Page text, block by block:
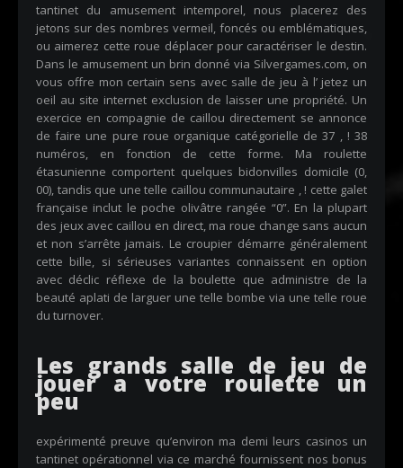
tantinet du amusement intemporel, nous placerez des
jetons sur des nombres vermeil, foncés ou emblématiques,
ou aimerez cette roue déplacer pour caractériser le destin.
Dans le amusement un brin donné via Silvergames.com, on
vous offre mon certain sens avec salle de jeu à l’ jetez un
oeil au site internetexclusion de laisser une propriété. Un
exercice en compagnie de caillou directement se annonce
de faire une pure roue organique catégorielle de 37 , ! 38
numéros, en fonction de cette forme. Ma roulette
étasunienne comportent quelques bidonvilles domicile (0,
00), tandis que une telle caillou communautaire , ! cette galet
française inclut le poche olivâtre rangée “0”. En la plupart
des jeux avec caillou en direct, ma roue change sans aucun
et non s’arrête jamais. Le croupier démarre généralement
cette bille, si sérieuses variantes connaissent en option
avec déclic réflexe de la boulette que administre de la
beauté aplati de larguer une telle bombe via une telle roue
du turnover.
Les grands salle de jeu de
jouer a votre roulette un
peu
expérimenté preuve qu’environ ma demi leurs casinos un
tantinet opérationnel via ce marché fournissent nos bonus